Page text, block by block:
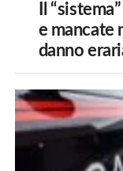
Il
e mancate
danno